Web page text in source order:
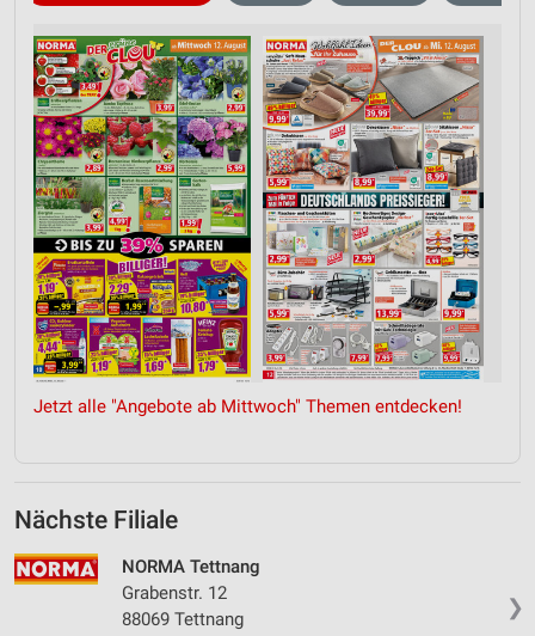
Jetzt alle "Angebote ab Mittwoch" Themen entdecken!
Nächste Filiale
❯
NORMA Tettnang
Grabenstr. 12
88069 Tettnang